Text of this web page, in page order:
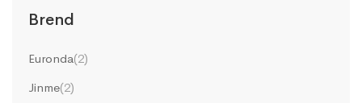
Brend
Euronda(2)
Jinme(2)